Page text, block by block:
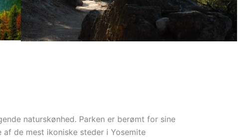
naturskønhed. Parken er berømt for sine
de mest ikoniske steder i Yosemite